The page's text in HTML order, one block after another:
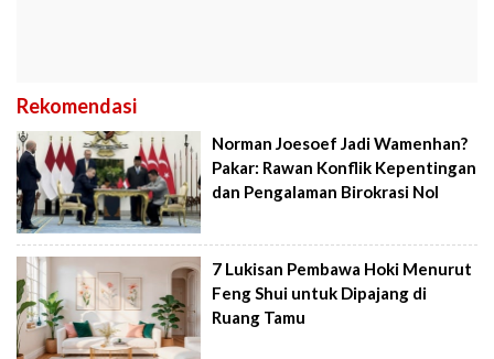
Rekomendasi
Norman Joesoef Jadi Wamenhan?
Pakar: Rawan Konflik Kepentingan
dan Pengalaman Birokrasi Nol
7 Lukisan Pembawa Hoki Menurut
Feng Shui untuk Dipajang di
Ruang Tamu